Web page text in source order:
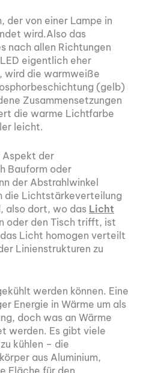
der von einer Lampe in
wird.Also das
nach allen Richtungen
eigentlich eher
wird die warmweiße
(gelb)
Zusammensetzungen
die warme Lichtfarbe
leicht.
der
Bauform oder
der Abstrahlwinkel
die Lichtstärkeverteilung
also dort, wo das Licht
oder den Tisch trifft, ist
Licht homogen verteilt
Linienstrukturen zu
werden können. Eine
Energie in Wärme um als
doch was an Wärme
werden. Es gibt viele
kühlen – die
aus Aluminium,